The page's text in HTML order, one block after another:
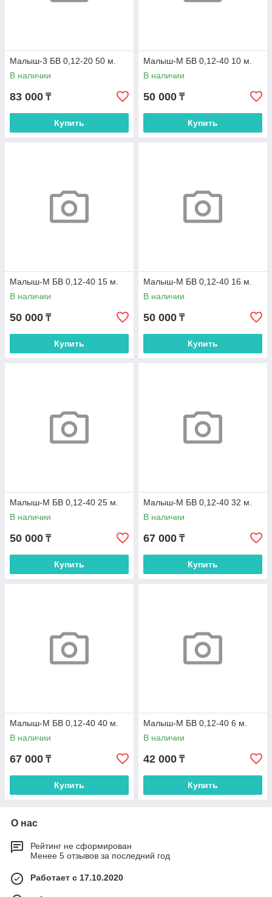
Малыш-3 БВ 0,12-20 50 м.
В наличии
83 000 ₸
Купить
Малыш-М БВ 0,12-40 10 м.
В наличии
50 000 ₸
Купить
Малыш-М БВ 0,12-40 15 м.
В наличии
50 000 ₸
Купить
Малыш-М БВ 0,12-40 16 м.
В наличии
50 000 ₸
Купить
Малыш-М БВ 0,12-40 25 м.
В наличии
50 000 ₸
Купить
Малыш-М БВ 0,12-40 32 м.
В наличии
67 000 ₸
Купить
Малыш-М БВ 0,12-40 40 м.
В наличии
67 000 ₸
Купить
Малыш-М БВ 0,12-40 6 м.
В наличии
42 000 ₸
Купить
О нас
Рейтинг не сформирован
Менее 5 отзывов за последний год
Работает с 17.10.2020